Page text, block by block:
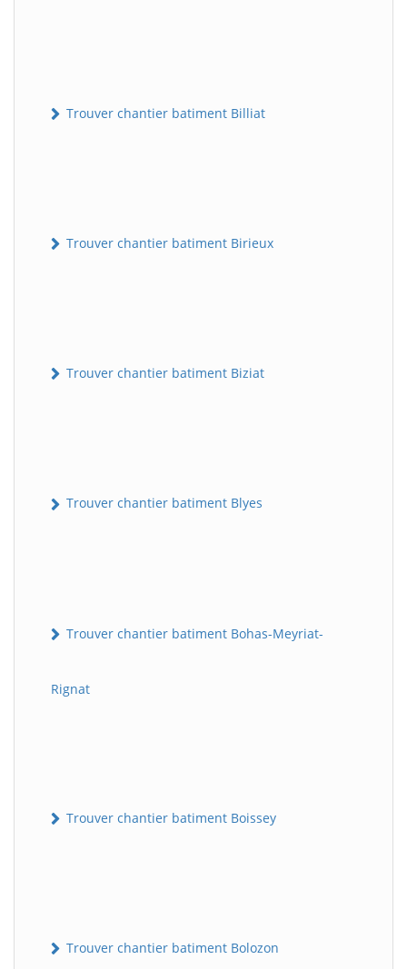
Trouver chantier batiment Billiat
Trouver chantier batiment Birieux
Trouver chantier batiment Biziat
Trouver chantier batiment Blyes
Trouver chantier batiment Bohas-Meyriat-
Rignat
Trouver chantier batiment Boissey
Trouver chantier batiment Bolozon